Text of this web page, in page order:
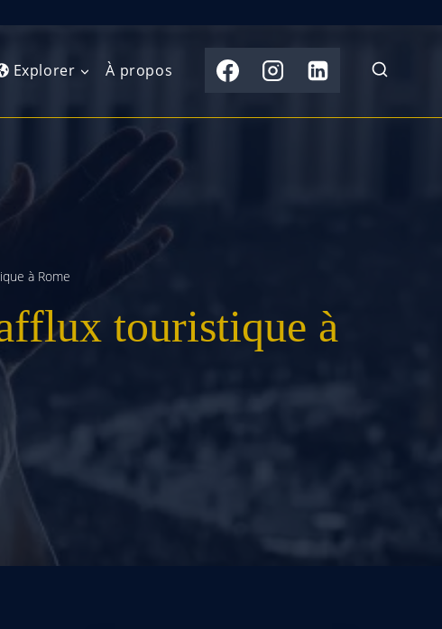
Explorer
du Nord
de l’Est
australe
Moyen-Orient
Asie centrale
Asie du Sud-Est
À propos
à Rome
touristique à